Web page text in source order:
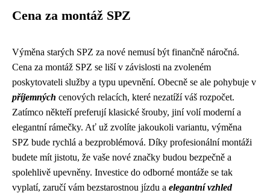
Cena za montáž SPZ
Výměna starých SPZ za nové nemusí být finančně náročná.
Cena za montáž SPZ se liší v závislosti na zvoleném
poskytovateli služby a typu upevnění. Obecně se ale pohybuje v
příjemných cenových relacích, které nezatíží váš rozpočet.
Zatímco někteří preferují klasické šrouby, jiní volí moderní a
elegantní rámečky. Ať už zvolíte jakoukoli variantu, výměna
SPZ bude rychlá a bezproblémová. Díky profesionální montáži
budete mít jistotu, že vaše nové značky budou bezpečně a
spolehlivě upevněny. Investice do odborné montáže se tak
vyplatí, zaručí vám bezstarostnou jízdu a elegantní vzhled